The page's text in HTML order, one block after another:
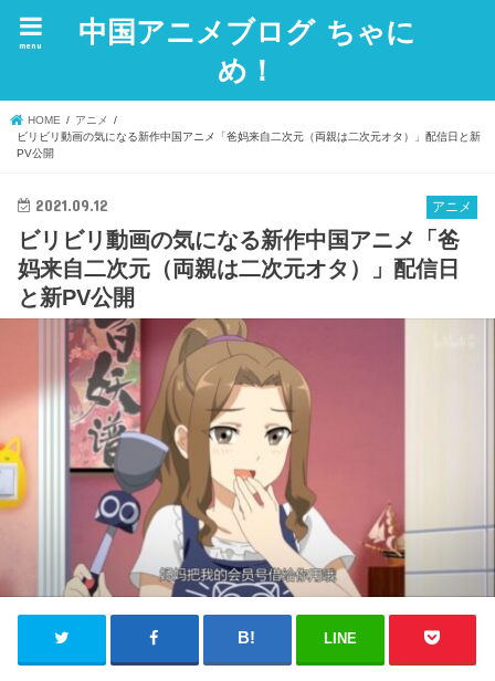
中国アニメブログ ちゃに
め！
menu
HOME
アニメ
ビリビリ動画の気になる新作中国アニメ「爸妈来自二次元（両親は二次元オタ）」配信日と新
PV公開
アニメ
2021.09.12
ビリビリ動画の気になる新作中国アニメ「爸
妈来自二次元（両親は二次元オタ）」配信日
と新PV公開
LINE